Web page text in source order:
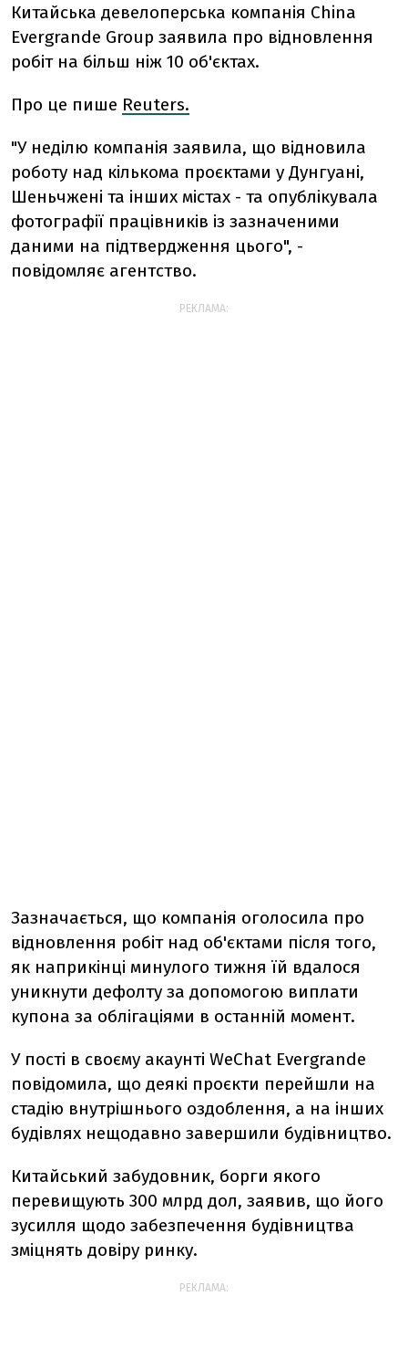
Китайська девелоперська компанія China
Evergrande Group заявила про відновлення
робіт на більш ніж 10 об'єктах.
Про це пише Reuters.
"У неділю компанія заявила, що відновила
роботу над кількома проєктами у Дунгуані,
Шеньчжені та інших містах - та опублікувала
фотографії працівників із зазначеними
даними на підтвердження цього", -
повідомляє агентство.
РЕКЛАМА:
Зазначається, що компанія оголосила про
відновлення робіт над об'єктами після того,
як наприкінці минулого тижня їй вдалося
уникнути дефолту за допомогою виплати
купона за облігаціями в останній момент.
У пості в своєму акаунті WeChat Evergrande
повідомила, що деякі проєкти перейшли на
стадію внутрішнього оздоблення, а на інших
будівлях нещодавно завершили будівництво.
Китайський забудовник, борги якого
перевищують 300 млрд дол, заявив, що його
зусилля щодо забезпечення будівництва
зміцнять довіру ринку.
РЕКЛАМА: